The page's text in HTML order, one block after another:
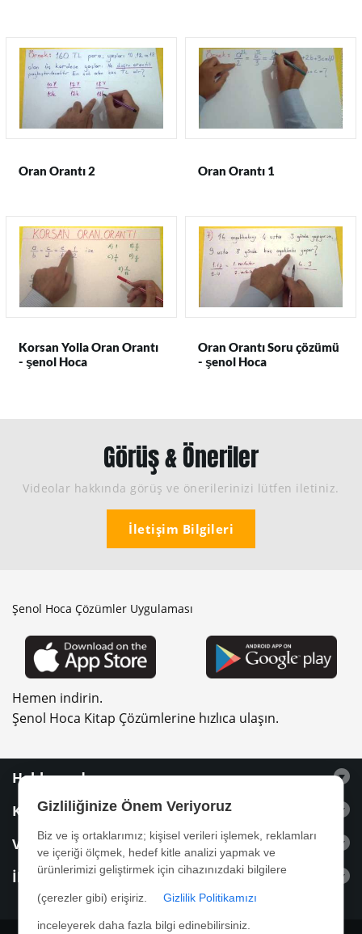
Oran Orantı 2 Oran Orantı 1
Korsan Yolla Oran Orantı
- şenol Hoca
Oran Orantı Soru çözümü
- şenol Hoca
Görüş & Öneriler
Videolar hakkında görüş ve önerilerinizi lütfen iletiniz.
İletişim Bilgileri
Şenol Hoca Çözümler Uygulaması
Hemen indirin.
Şenol Hoca Kitap Çözümlerine hızlıca ulaşın.
Hakkımızda
Kitaplar
Videolar
İletişim
Gizliliğinize Önem Veriyoruz
Biz ve iş ortaklarımız; kişisel verileri işlemek, reklamları
ve içeriği ölçmek, hedef kitle analizi yapmak ve
ürünlerimizi geliştirmek için cihazınızdaki bilgilere
(çerezler gibi) erişiriz. Gizlilik Politikamızı
inceleyerek daha fazla bilgi edinebilirsiniz.